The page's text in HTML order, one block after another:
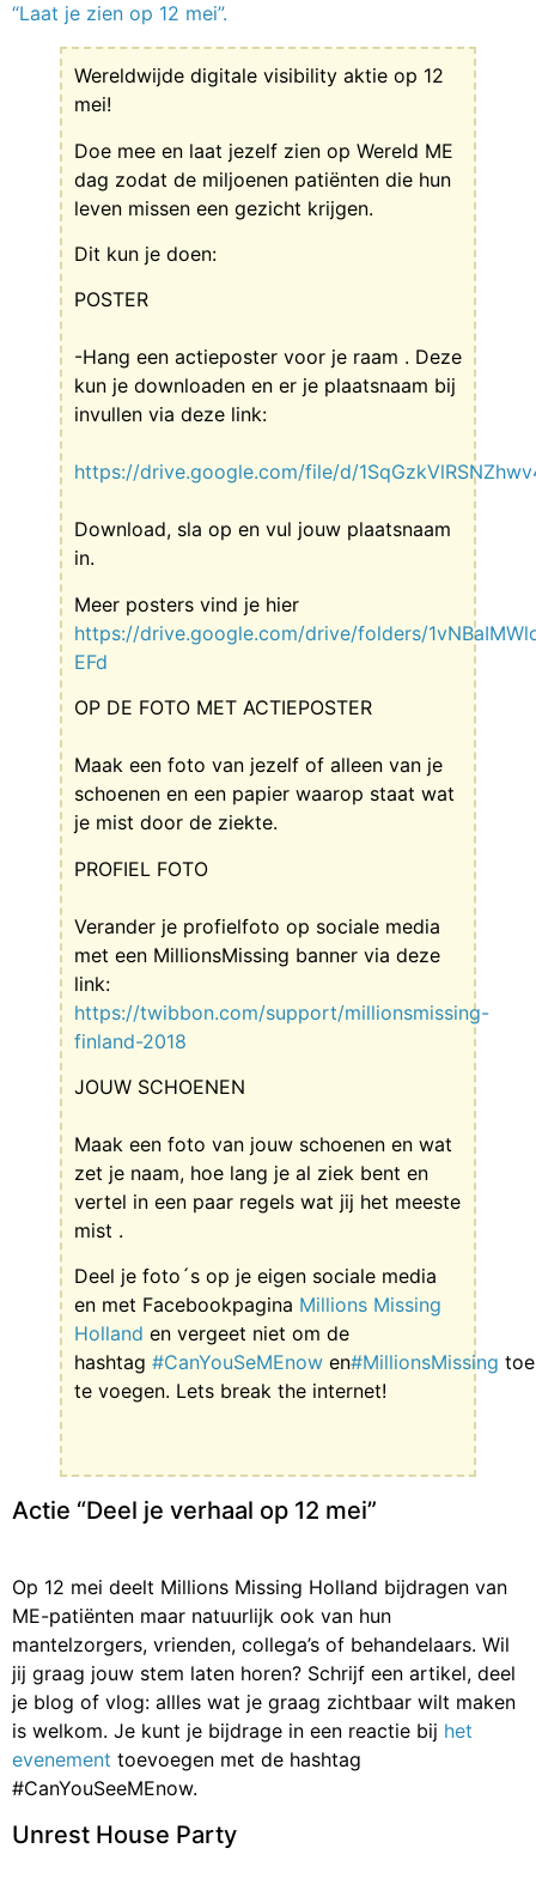
“Laat je zien op 12 mei”.
Wereldwijde digitale visibility aktie op 12
mei!
Doe mee en laat jezelf zien op Wereld ME
dag zodat de miljoenen patiënten die hun
leven missen een gezicht krijgen.
Dit kun je doen:
POSTER
-Hang een actieposter voor je raam . Deze
kun je downloaden en er je plaatsnaam bij
invullen via deze link:
https://drive.google.com/file/d/
Download, sla op en vul jouw plaatsnaam
in.
Meer posters vind je hier
https://drive.google.com/drive/folders/
EFd
OP DE FOTO MET ACTIEPOSTER
Maak een foto van jezelf of alleen van je
schoenen en een papier waarop staat wat
je mist door de ziekte.
PROFIEL FOTO
Verander je profielfoto op sociale media
met een MillionsMissing banner via deze
link:
https://twibbon.com/support/millionsmissing-
finland-2018
JOUW SCHOENEN
Maak een foto van jouw schoenen en wat
zet je naam, hoe lang je al ziek bent en
vertel in een paar regels wat jij het meeste
mist .
Deel je foto´s op je eigen sociale media
en met Facebookpagina Millions Missing
Holland en vergeet niet om de
hashtag #CanYouSeMEnow en#MillionsMissing toe
te voegen. Lets break the internet!
Actie “Deel je verhaal op 12 mei”
Op 12 mei deelt Millions Missing Holland bijdragen van
ME-patiënten maar natuurlijk ook van hun
mantelzorgers, vrienden, collega’s of behandelaars. Wil
jij graag jouw stem laten horen? Schrijf een artikel, deel
je blog of vlog: allles wat je graag zichtbaar wilt maken
is welkom. Je kunt je bijdrage in een reactie bij het
evenement toevoegen met de hashtag
#CanYouSeeMEnow.
Unrest House Party